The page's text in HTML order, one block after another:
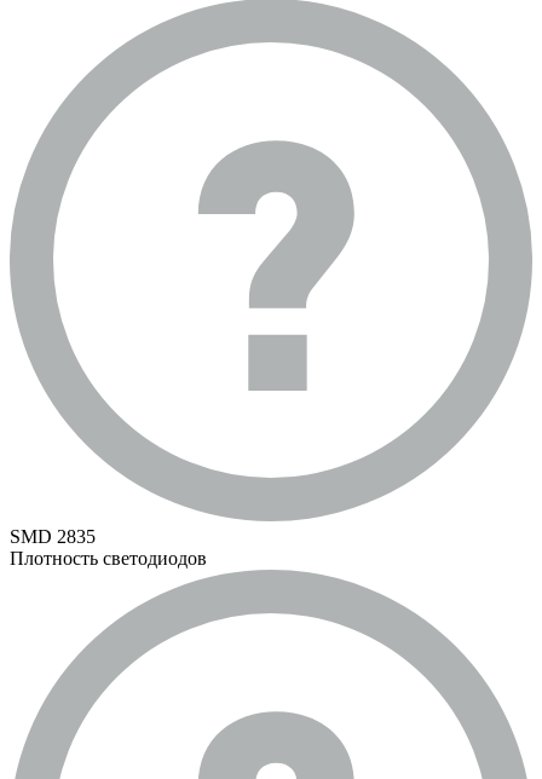
SMD 2835
Плотность светодиодов